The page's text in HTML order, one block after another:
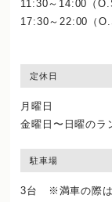
11:30～14:00（
17:30～22:00（
定休日
月曜日
金曜日〜日曜のラ
駐車場
3台 ※満車の際は